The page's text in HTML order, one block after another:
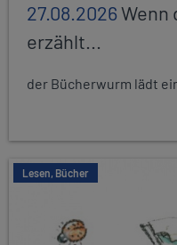
27.08.2026Wenn
erzählt...
der Bücherwurm lädt
Lesen, Bücher